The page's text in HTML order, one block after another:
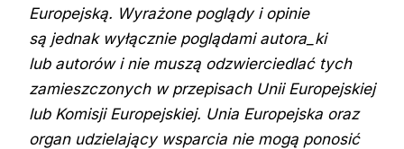
Europejską. Wyrażone poglądy i opinie
są jednak wyłącznie poglądami autora_ki
lub autorów i nie muszą odzwierciedlać tych
zamieszczonych w przepisach Unii Europejskiej
lub Komisji Europejskiej. Unia Europejska oraz
organ udzielający wsparcia nie mogą ponosić